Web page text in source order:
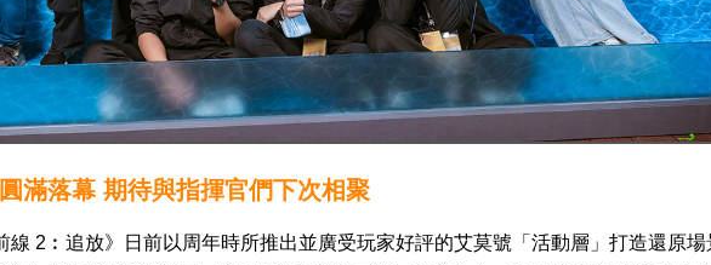
滿落幕 期待與指揮官們下次相聚
2︰追放》日前以周年時所推出並廣受玩家好評的艾莫號「活動層」打造還原